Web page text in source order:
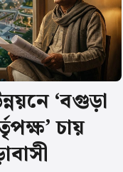
‘বগুড়া
চায়